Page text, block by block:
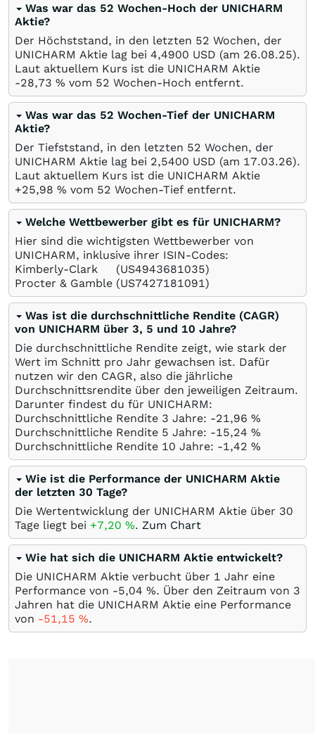
Was war das 52 Wochen-Hoch der UNICHARM
Aktie?
Der Höchststand, in den letzten 52 Wochen, der
UNICHARM Aktie lag bei 4,4900 USD (am 26.08.25).
Laut aktuellem Kurs ist die UNICHARM Aktie
-28,73 % vom 52 Wochen-Hoch entfernt.
Was war das 52 Wochen-Tief der UNICHARM
Aktie?
Der Tiefststand, in den letzten 52 Wochen, der
UNICHARM Aktie lag bei 2,5400 USD (am 17.03.26).
Laut aktuellem Kurs ist die UNICHARM Aktie
+25,98 % vom 52 Wochen-Tief entfernt.
Welche Wettbewerber gibt es für UNICHARM?
Hier sind die wichtigsten Wettbewerber von
UNICHARM, inklusive ihrer ISIN-Codes:
Kimberly-Clark
(US4943681035)
Procter & Gamble (US7427181091)
Was ist die durchschnittliche Rendite (CAGR)
von UNICHARM über 3, 5 und 10 Jahre?
Die durchschnittliche Rendite zeigt, wie stark der
Wert im Schnitt pro Jahr gewachsen ist. Dafür
nutzen wir den CAGR, also die jährliche
Durchschnittsrendite über den jeweiligen Zeitraum.
Darunter findest du für UNICHARM:
Durchschnittliche Rendite 3 Jahre: -21,96 %
Durchschnittliche Rendite 5 Jahre: -15,24 %
Durchschnittliche Rendite 10 Jahre: -1,42 %
Wie ist die Performance der UNICHARM Aktie
der letzten 30 Tage?
Die Wertentwicklung der UNICHARM Aktie über 30
Tage liegt bei +7,20 %. Zum Chart
Wie hat sich die UNICHARM Aktie entwickelt?
Die UNICHARM Aktie verbucht über 1 Jahr eine
Performance von -5,04 %. Über den Zeitraum von 3
Jahren hat die UNICHARM Aktie eine Performance
von -51,15 %.